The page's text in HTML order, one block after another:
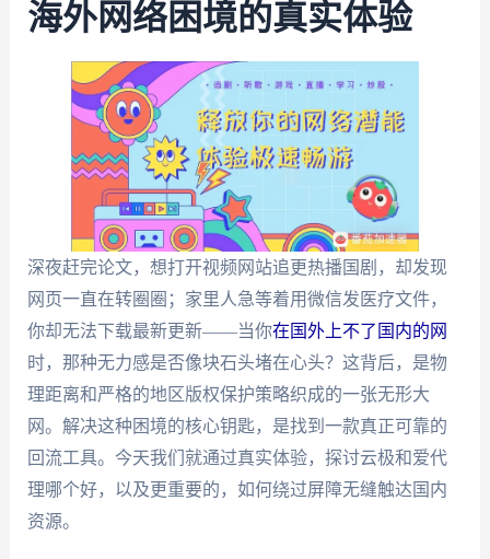
海外网络困境的真实体验
深夜赶完论文，想打开视频网站追更热播国剧，却发现
网页一直在转圈圈；家里人急等着用微信发医疗文件，
你却无法下载最新更新——当你在国外上不了国内的网
时，那种无力感是否像块石头堵在心头？这背后，是物
理距离和严格的地区版权保护策略织成的一张无形大
网。解决这种困境的核心钥匙，是找到一款真正可靠的
回流工具。今天我们就通过真实体验，探讨云极和爱代
理哪个好，以及更重要的，如何绕过屏障无缝触达国内
资源。